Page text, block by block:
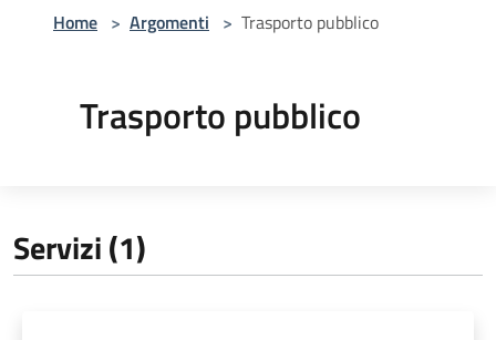
Home > Argomenti > Trasporto pubblico
Trasporto pubblico
Servizi (1)